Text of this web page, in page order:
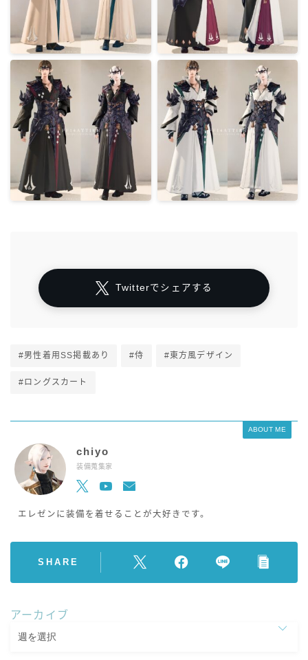
Twitterでシェアする
#男性着用SS掲載あり #侍 #東方風デザイン
#ロングスカート
ABOUT ME
chiyo
装備蒐集家
エレゼンに装備を着せることが大好きです。
SHARE
アーカイブ